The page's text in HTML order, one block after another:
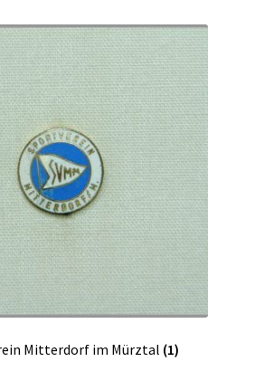
Mitterdorf im Mürztal (1)